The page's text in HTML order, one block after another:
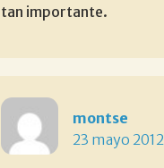
tan importante.
montse
23 mayo 2012